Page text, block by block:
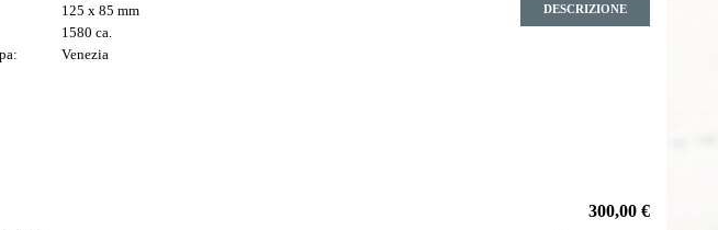
125 x 85 mm
1580 ca.
Venezia
DESCRIZIONE
Prezzo
300,00 €